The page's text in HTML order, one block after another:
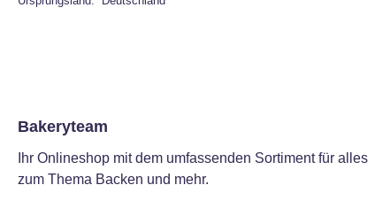
Bakeryteam
Ihr Onlineshop mit dem umfassenden Sortiment für alles
zum Thema Backen und mehr.